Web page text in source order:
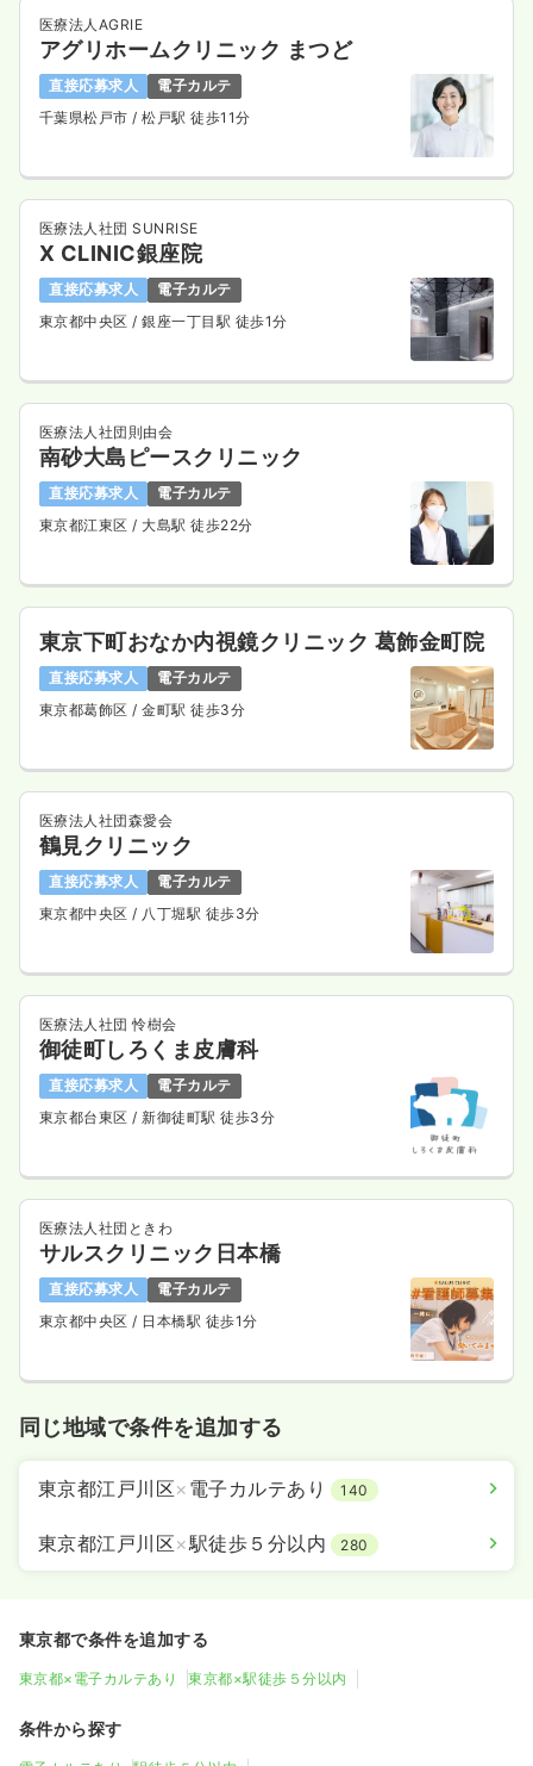
医療法人AGRIE
アグリホームクリニック まつど
直接応募求人
電子カルテ
千葉県松戸市 / 松戸駅 徒歩11分
医療法人社団 SUNRISE
X CLINIC銀座院
直接応募求人
電子カルテ
東京都中央区 / 銀座一丁目駅 徒歩1分
医療法人社団則由会
南砂大島ピースクリニック
直接応募求人
電子カルテ
東京都江東区 / 大島駅 徒歩22分
東京下町おなか内視鏡クリニック 葛飾金町院
直接応募求人
電子カルテ
東京都葛飾区 / 金町駅 徒歩3分
医療法人社団森愛会
鶴見クリニック
直接応募求人
電子カルテ
東京都中央区 / 八丁堀駅 徒歩3分
医療法人社団 怜樹会
御徒町しろくま皮膚科
直接応募求人
電子カルテ
東京都台東区 / 新御徒町駅 徒歩3分
医療法人社団ときわ
サルスクリニック日本橋
直接応募求人
電子カルテ
東京都中央区 / 日本橋駅 徒歩1分
同じ地域で条件を追加する
東京都江戸川区× 電子カルテあり 140
東京都江戸川区×駅徒歩５分以内 280
東京都で条件を追加する
東京都×電子カルテあり 東京都×駅徒歩５分以内
条件から探す